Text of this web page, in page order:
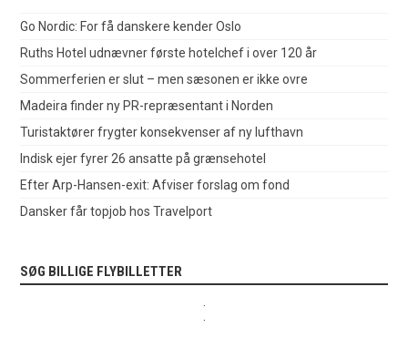
Go Nordic: For få danskere kender Oslo
Ruths Hotel udnævner første hotelchef i over 120 år
Sommerferien er slut – men sæsonen er ikke ovre
Madeira finder ny PR-repræsentant i Norden
Turistaktører frygter konsekvenser af ny lufthavn
Indisk ejer fyrer 26 ansatte på grænsehotel
Efter Arp-Hansen-exit: Afviser forslag om fond
Dansker får topjob hos Travelport
SØG BILLIGE FLYBILLETTER
.
.